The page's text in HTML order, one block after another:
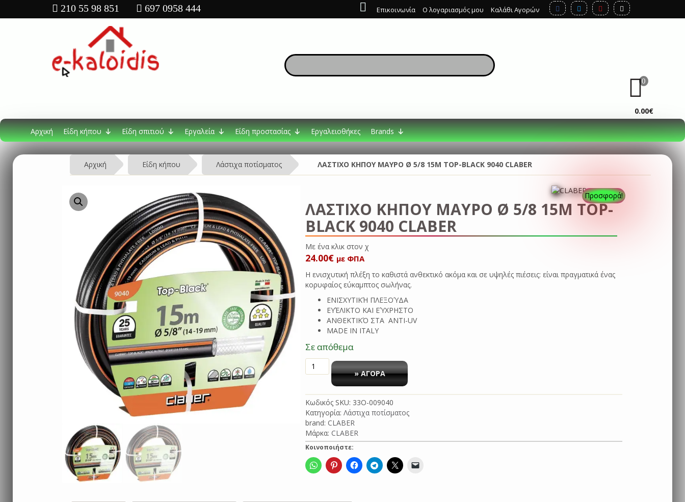
Επικοινωνία Ο λογαριασμός μου Καλάθι Αγορών
210 55 98 851 697 0958 444
0
0.00€
Αρχική Είδη κήπου Είδη σπιτιού Εργαλεία Είδη προστασίας Εργαλειοθήκες Brands
Αρχική Είδη κήπου Λάστιχα ποτίσματος ΛΑΣΤΙΧΟ ΚΗΠΟΥ ΜΑΥΡΟ Ø 5/8 15Μ TOP-BLACK 9040 CLABER
ΛΑΣΤΙΧΟ ΚΗΠΟΥ ΜΑΥΡΟ Ø 5/8 15Μ TOP-
BLACK 9040 CLABER
Με ένα κλικ
24.00€ με ΦΠΑ
Η ενισχυτική πλέξη το καθιστά ανθεκτικό ακόμα και σε υψηλές πιέσεις: είναι πραγματικά ένας
κορυφαίος εύκαμπτος σωλήνας.
ΕΝΙΣΧΥΤΙΚΉ ΠΛΕΞΟΎΔΑ
ΕΥΈΛΙΚΤΟ ΚΑΙ ΕΎΧΡΗΣΤΟ
ΑΝΘΕΚΤΙΚΌ ΣΤΑ ΑΝΤΙ-UV
MADE IN ITALY
Σε απόθεμα
ΛΑΣΤΙΧΟ
ΚΗΠΟΥ
Ø
5/8
15Μ
TOP-
BLACK
9040
ποσότητα
» ΑΓΟΡΑ
Κωδικός SKU: 33O-009040
Κατηγορία:Λάστιχα ποτίσματος
brand: CLABER
Μάρκα: CLABER
Κοινοποιήστε:
Προσφορά!